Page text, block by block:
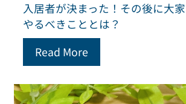
入居者が決まった！その後に大
やるべきこととは？
Read More